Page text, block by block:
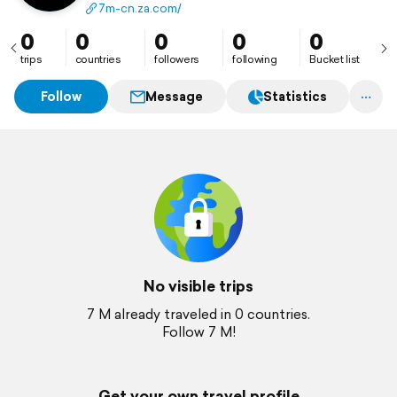
7m-cn.za.com/
0
trips
0
countries
0
followers
0
following
0
Bucket list
Follow Message Statistics
No visible trips
7 M already traveled in 0 countries.
Follow 7 M!